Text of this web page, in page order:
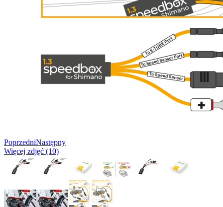
PoprzedniNastępny
Więcej zdjęć (10)